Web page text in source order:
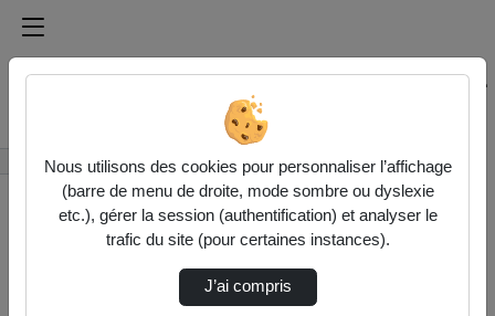
Médiathèque de l'université Paris
Rechercher un média sur Médiathèque de l'université
Accueil Vidéos
Nous utilisons des cookies pour personnaliser l’affichage
(barre de menu de droite, mode sombre ou dyslexie
etc.), gérer la session (authentification) et analyser le
trafic du site (pour certaines instances).
J’ai compris